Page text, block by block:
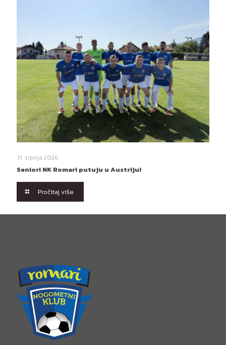
31. srpnja 2026.
Seniori NK Romari putuju u Austriju!
Pročitaj više